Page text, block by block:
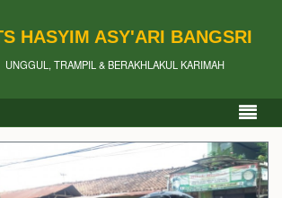
HASYIM ASY'ARI BANGSRI
UNGGUL, TRAMPIL & BERAKHLAKUL KARIMAH